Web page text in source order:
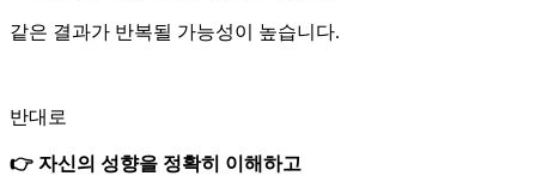
같은 결과가 반복될 가능성이 높습니다.
반대로
👉 자신의 성향을 정확히 이해하고